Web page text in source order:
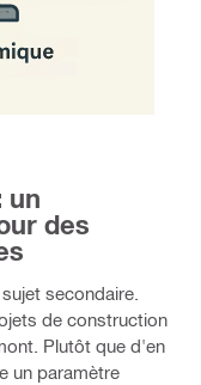
un
des
secondaire.
de construction
Plutôt que d'en
un paramètre